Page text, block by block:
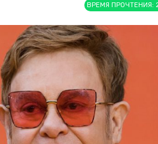
ВРЕМЯ ПРОЧТЕНИЯ: